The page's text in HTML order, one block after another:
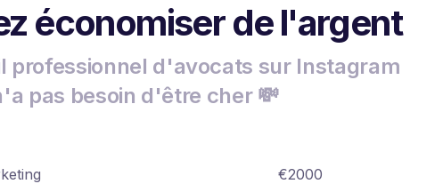
économiser de l'argent
professionnel d'avocats sur Instagram
pas besoin d'être cher 💸
€2000